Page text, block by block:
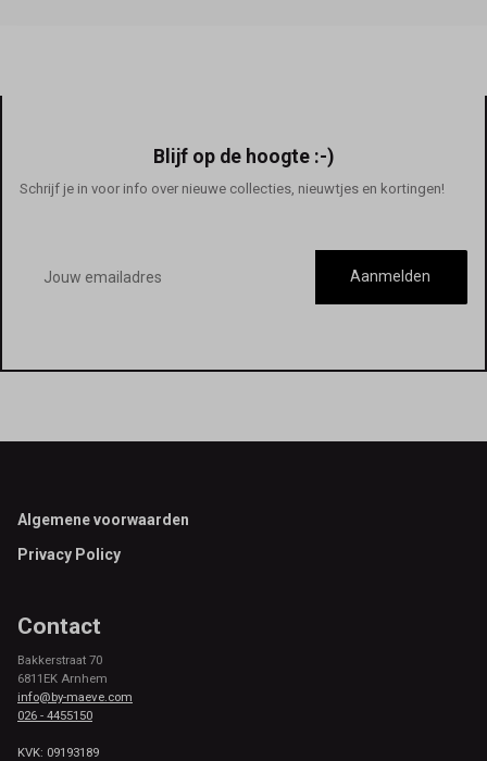
Blijf op de hoogte :-)
Schrijf je in voor info over nieuwe collecties, nieuwtjes en kortingen!
mailadres
Aanmelden
Footer
Algemene voorwaarden
Privacy Policy
Contact
Bakkerstraat 70
6811EK Arnhem
info@by-maeve.com
026 - 4455150
KVK: 09193189